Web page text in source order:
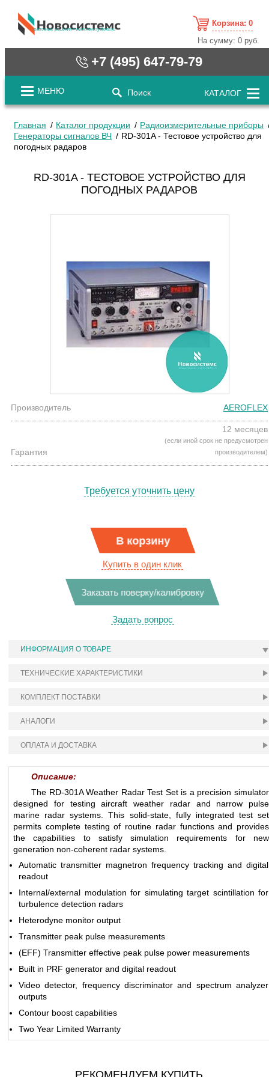
cистемные решения / www.novosystems.ru
Корзина: 0
На сумму:0 руб.
+7 (495) 647-79-79
МЕНЮ Поиск КАТАЛОГ
Главная Каталог продукции
Радиоизмерительные приборы
Генераторы сигналов ВЧ
RD-301A - Тестовое устройство для
погодных радаров
RD-301A - ТЕСТОВОЕ УСТРОЙСТВО ДЛЯ
ПОГОДНЫХ РАДАРОВ
Производитель AEROFLEX
Гарантия
12 месяцев
(если иной срок не предусмотрен
производителем)
Требуется уточнить цену
В корзину
Купить в один клик
Заказать поверку/калибровку
Задать вопрос
ИНФОРМАЦИЯ О ТОВАРЕ
ТЕХНИЧЕСКИЕ ХАРАКТЕРИСТИКИ
КОМПЛЕКТ ПОСТАВКИ
АНАЛОГИ
ОПЛАТА И ДОСТАВКА
Описание:
The RD-301A Weather Radar Test Set is a precision simulator
designed for testing aircraft weather radar and narrow pulse
marine radar systems. This solid-state, fully integrated test set
permits complete testing of routine radar functions and provides
the capabilities to satisfy simulation requirements for new
generation non-coherent radar systems.
Automatic transmitter magnetron frequency tracking and digital
readout
Internal/external modulation for simulating target scintillation for
turbulence detection radars
Heterodyne monitor output
Transmitter peak pulse measurements
(EFF) Transmitter effective peak pulse power measurements
Built in PRF generator and digital readout
Video detector, frequency discriminator and spectrum analyzer
outputs
Contour boost capabilities
Two Year Limited Warranty